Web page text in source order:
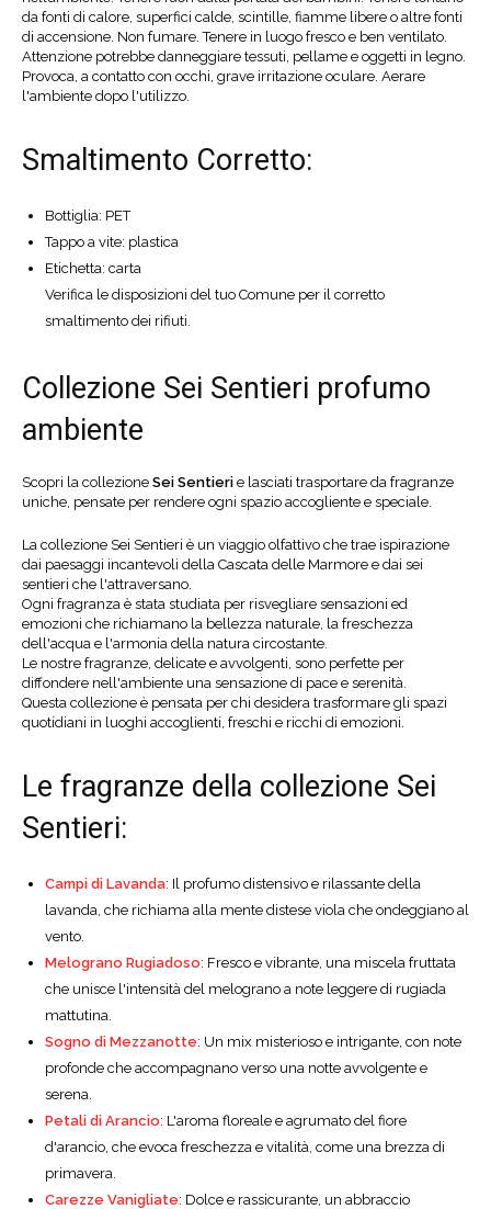
da fonti di calore, superfici calde, scintille, fiamme libere o altre fonti
di accensione. Non fumare. Tenere in luogo fresco e ben ventilato.
Attenzione potrebbe danneggiare tessuti, pellame e oggetti in legno.
Provoca, a contatto con occhi, grave irritazione oculare. Aerare
l'ambiente dopo l'utilizzo.
Smaltimento Corretto:
Bottiglia: PET
Tappo a vite: plastica
Etichetta: carta
Verifica le disposizioni del tuo Comune per il corretto
smaltimento dei rifiuti.
Collezione Sei Sentieri profumo
ambiente
Scopri la collezione Sei Sentieri e lasciati trasportare da fragranze
uniche, pensate per rendere ogni spazio accogliente e speciale.
La collezione Sei Sentieri è un viaggio olfattivo che trae ispirazione
dai paesaggi incantevoli della Cascata delle Marmore e dai sei
sentieri che l'attraversano.
Ogni fragranza è stata studiata per risvegliare sensazioni ed
emozioni che richiamano la bellezza naturale, la freschezza
dell'acqua e l'armonia della natura circostante.
Le nostre fragranze, delicate e avvolgenti, sono perfette per
diffondere nell'ambiente una sensazione di pace e serenità.
Questa collezione è pensata per chi desidera trasformare gli spazi
quotidiani in luoghi accoglienti, freschi e ricchi di emozioni.
Le fragranze della collezione Sei
Sentieri:
Campi di Lavanda: Il profumo distensivo e rilassante della
lavanda, che richiama alla mente distese viola che ondeggiano al
vento.
Melograno Rugiadoso: Fresco e vibrante, una miscela fruttata
che unisce l'intensità del melograno a note leggere di rugiada
mattutina.
Sogno di Mezzanotte: Un mix misterioso e intrigante, con note
profonde che accompagnano verso una notte avvolgente e
serena.
Petali di Arancio: L'aroma floreale e agrumato del fiore
d'arancio, che evoca freschezza e vitalità, come una brezza di
primavera.
Carezze Vanigliate: Dolce e rassicurante, un abbraccio